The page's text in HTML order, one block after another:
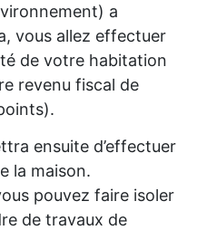
a
vous allez effectuer
de votre habitation
revenu fiscal de
ensuite d’effectuer
la maison.
pouvez faire isoler
de travaux de